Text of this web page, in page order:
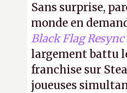
Sans surprise,
monde en
Black Flag Resync
largement battu
franchise sur
joueuses